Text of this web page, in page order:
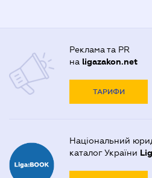
Реклама та PR
на ligazakon.net
ТАРИФИ
Національний
каталог України